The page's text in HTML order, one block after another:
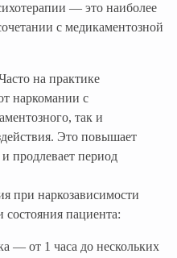
— это наиболее
с медикаментозной
на практике
наркомании с
так и
Это повышает
продлевает период
при наркозависимости
состояния пациента:
— от 1 часа до нескольких